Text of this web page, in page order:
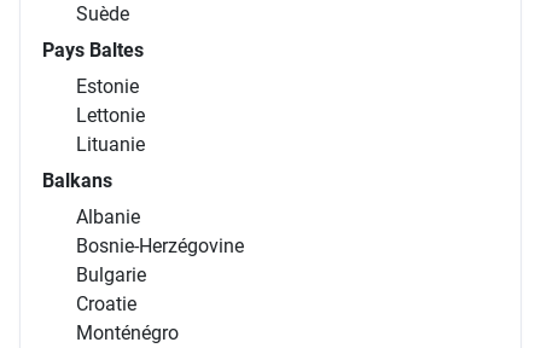
Suède
Pays Baltes
Estonie
Lettonie
Lituanie
Balkans
Albanie
Bosnie-Herzégovine
Bulgarie
Croatie
Monténégro